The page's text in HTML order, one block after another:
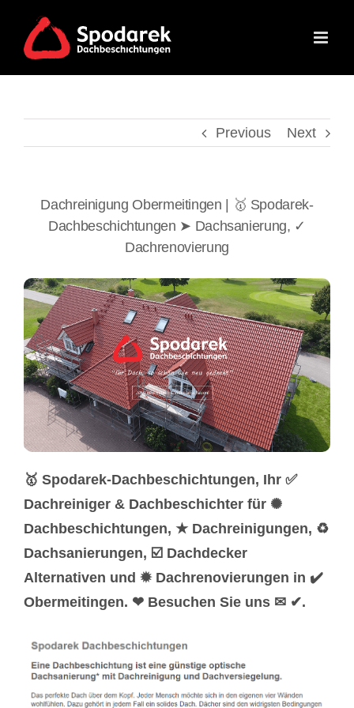
content
Previous Next
Dachreinigung Obermeitingen | 🥇 Spodarek-
Dachbeschichtungen ➤ Dachsanierung, ✓
Dachrenovierung
🥇 Spodarek-Dachbeschichtungen, Ihr ✅
Dachreiniger & Dachbeschichter für ✺
Dachbeschichtungen, ★ Dachreinigungen, ♻
Dachsanierungen, ☑️ Dachdecker
Alternativen und ✹ Dachrenovierungen in ✔️
Obermeitingen. ❤ Besuchen Sie uns ✉ ✔.